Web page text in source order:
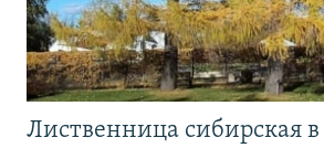
Лиственница сибирская